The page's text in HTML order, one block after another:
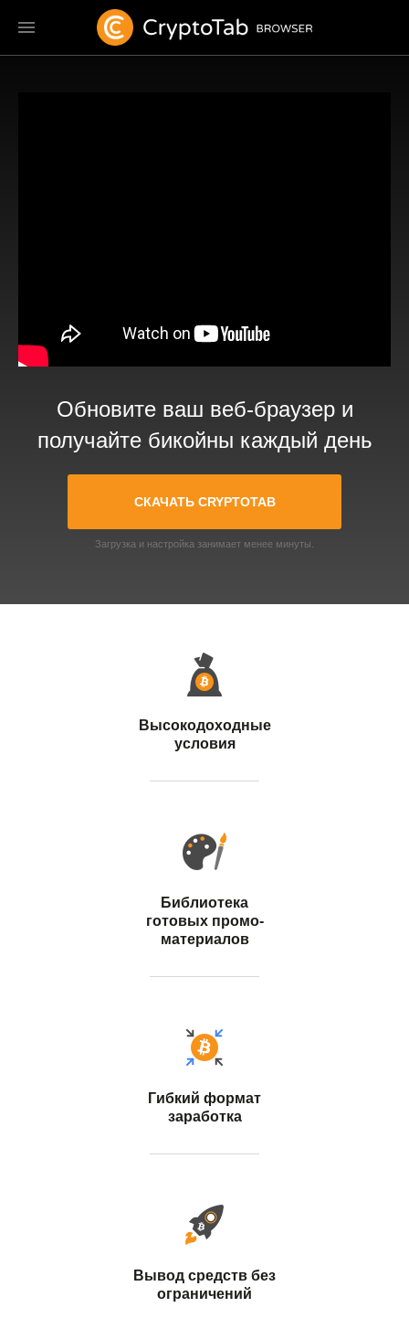
Обновите ваш веб-браузер и
получайте бикойны каждый день
СКАЧАТЬ CRYPTOTAB
Загрузка и настройка занимает менее минуты.
Высокодоходные
условия
Библиотека
готовых промо-
материалов
Гибкий формат
заработка
Вывод средств без
ограничений